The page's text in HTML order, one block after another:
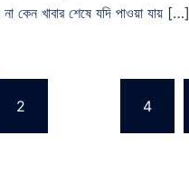
না কেন খাবার শেষে যদি পাওয়া যায় […]
2 4